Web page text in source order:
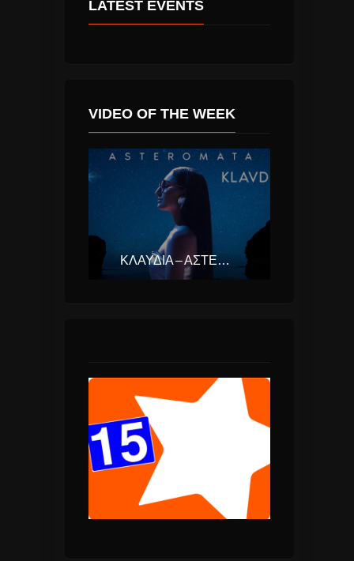
LATEST EVENTS
VIDEO OF THE WEEK
ΚΛΑΥΔΊΑ – ΑΣΤΕΡΟΜΆΤΑ (EUROVISION ΕΛΛΆΔΑ 2025)